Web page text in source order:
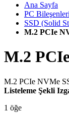
Ana Sayfa
PC Bileşenleri
SSD (Solid
M.2 PCIe
M.2
M.2 PCIe NVMe
Listeleme Şekli
1 öğe